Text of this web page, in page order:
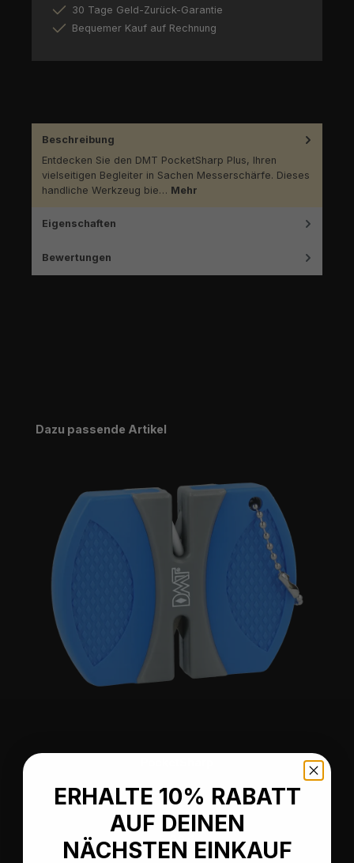
30 Tage Geld-Zurück-Garantie
Bequemer Kauf auf Rechnung
Beschreibung
Entdecken Sie den DMT PocketSharp Plus, Ihren
vielseitigen Begleiter in Sachen Messerschärfe. Dieses
handliche Werkzeug bie… Mehr
Eigenschaften
Bewertungen
Produktgalerie überspringen
Dazu passende Artikel
Regulärer Preis:
5,99 €
ERHALTE 10% RABATT
AUF DEINEN
NÄCHSTEN EINKAUF